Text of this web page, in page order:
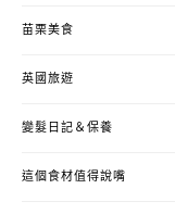
苗栗美食
英國旅遊
變髮日記＆保養
這個食材值得說嘴